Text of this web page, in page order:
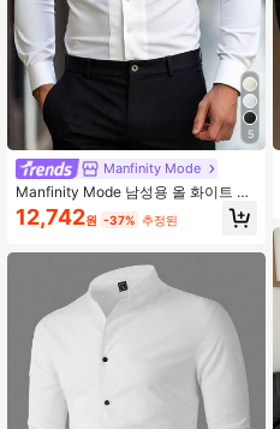
5
Manfinity Mode
Manfinity Mode 남성용 올 화이트 여
름 캐주얼 나이트 드레스 셔츠, 스타일
리시한 솔리드 버튼다운 긴팔 탑, 패치
12,742원 -37% 추정된